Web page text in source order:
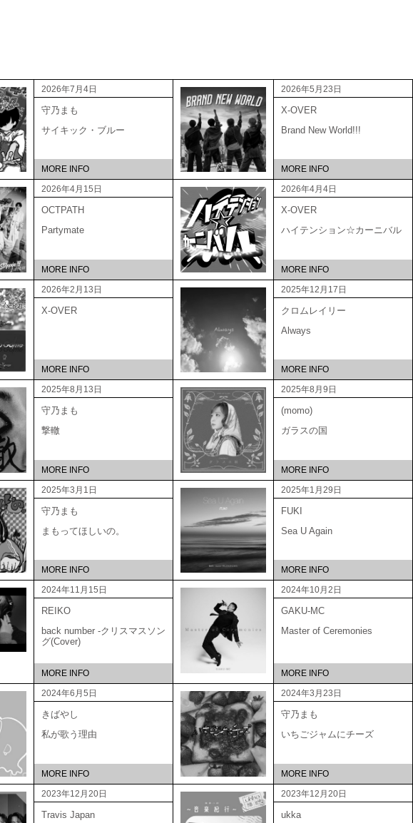
2026年7月4日
守乃まも
サイキック・ブルー
MORE INFO
2026年5月23日
X-OVER
Brand New World!!!
MORE INFO
2026年4月15日
OCTPATH
Partymate
MORE INFO
2026年4月4日
X-OVER
ハイテンション☆カーニバル
MORE INFO
2026年2月13日
X-OVER
MORE INFO
2025年12月17日
クロムレイリー
Always
MORE INFO
2025年8月13日
守乃まも
撃轍
MORE INFO
2025年8月9日
(momo)
ガラスの国
MORE INFO
2025年3月1日
守乃まも
まもってほしいの。
MORE INFO
2025年1月29日
FUKI
Sea U Again
MORE INFO
2024年11月15日
REIKO
back number -クリスマスソン
グ(Cover)
MORE INFO
2024年10月2日
GAKU-MC
Master of Ceremonies
MORE INFO
2024年6月5日
きばやし
私が歌う理由
MORE INFO
2024年3月23日
守乃まも
いちごジャムにチーズ
MORE INFO
2023年12月20日
Travis Japan
2023年12月20日
ukka